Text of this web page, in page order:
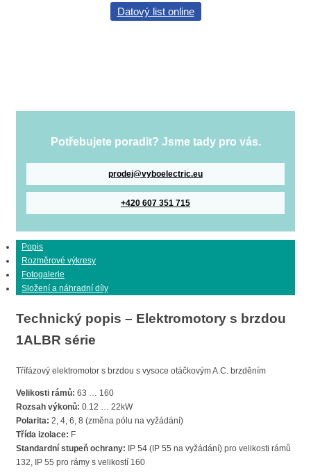
Datový list online
Potřebujete poradit? Jsme tady pro vás.
prodej@vyboelectric.eu
+420 607 351 715
Popis
Rozměrové výkresy
Fotogalerie
Složení a náhradní díly
Technický popis – Elektromotory s brzdou
1ALBR série
Třífázový elektromotor s brzdou s vysoce otáčkovým A.C. brzděním
Velikosti rámů: 63 … 160
Rozsah výkonů: 0.12 … 22kW
Polarita: 2, 4, 6, 8 (změna pólu na vyžádání)
Třída izolace: F
Standardní stupeň ochrany: IP 54 (IP 55 na vyžádání) pro velikosti rámů
132, IP 55 pro rámy s velikostí 160